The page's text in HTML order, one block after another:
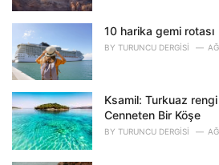
10 harika gemi rotası
BY TURUNCU DERGISI
Ksamil: Turkuaz
Cenneten Bir Köşe
BY TURUNCU DERGISI